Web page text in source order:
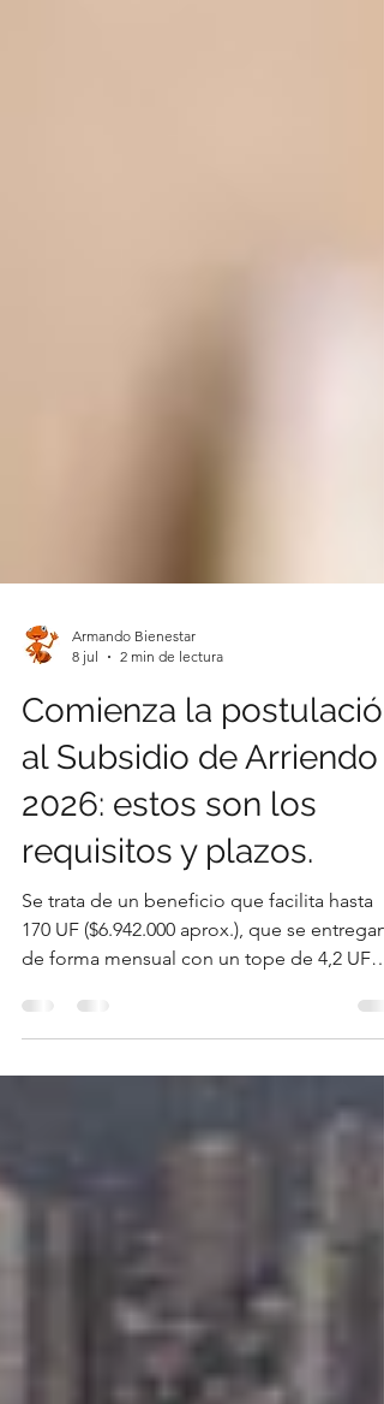
8 jul
2 min de lectura
Comienza la postulación
al Subsidio de Arriendo
2026: estos son los
requisitos y plazos.
Se trata de un beneficio que facilita hasta
170 UF ($6.942.000 aprox.), que se entregan
de forma mensual con un tope de 4,2 UF